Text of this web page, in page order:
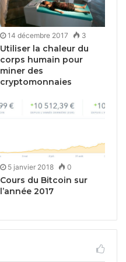
14 décembre 2017 3
Utiliser la chaleur du
corps humain pour
miner des
cryptomonnaies
5 janvier 2018 0
Cours du Bitcoin sur
l’année 2017